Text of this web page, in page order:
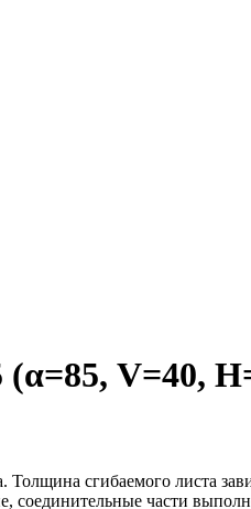
V=40,
сгибаемого листа
соединительные части